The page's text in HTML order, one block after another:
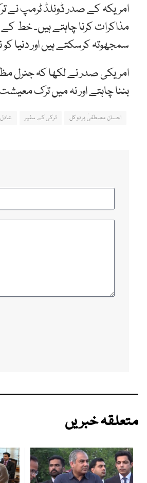
امریکہ کے صدر ڈونلڈ ٹرمپ نے
مذاکرات کرنا چاہتے ہیں۔
سمجھوتہ کرسکتے ہیں اور دنیا کو
امریکی صدر نے لکھا کہ جنرل
بننا چاہتے اور نہ میں ترک معیشت
احسان مصطفیٰ پردوکل ترکی کے سفیر
متعلقہ خبریں